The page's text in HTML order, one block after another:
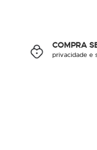
COMPRA
privacidade e